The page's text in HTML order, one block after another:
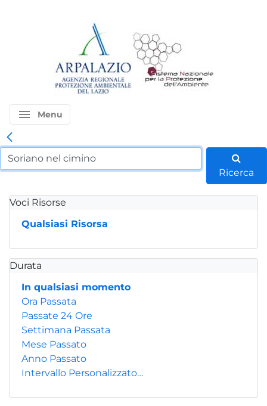
menu Menu
Ricerca
Voci Risorse
Qualsiasi Risorsa
Durata
In qualsiasi momento
Ora Passata
Passate 24 Ore
Settimana Passata
Mese Passato
Anno Passato
Intervallo Personalizzato…